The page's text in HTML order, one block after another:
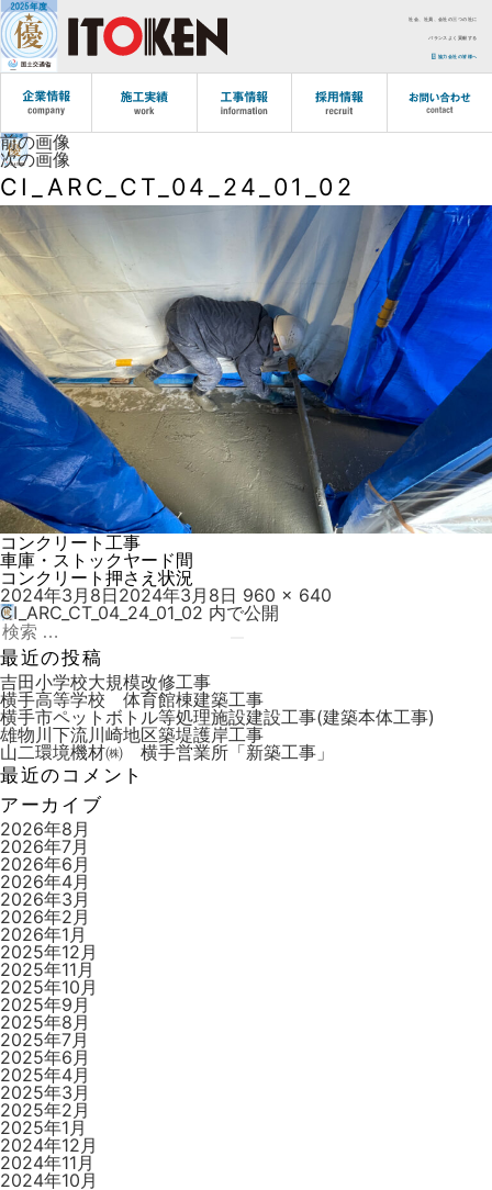
社会、社員、会社の三つの社に
バランスよく貢献する
協力会社の皆様へ
前の画像
次の画像
CI_ARC_CT_04_24_01_02
コンクリート工事
車庫・ストックヤード間
コンクリート押さえ状況
投
稿
日:
2024年3月8日2024年3月8日 フ
ル
サ
960 × 640
投
稿
ナ
ビ
ゲ
ー
シ
ョ
ン
CI_ARC_CT_04_24_01_02 内で公開
検
索:
最近の投稿
吉田小学校大規模改修工事
横手高等学校 体育館棟建築工事
横手市ペットボトル等処理施設建設工事(建築本体工事)
雄物川下流川崎地区築堤護岸工事
山二環境機材㈱ 横手営業所「新築工事」
最近のコメント
アーカイブ
2026年8月
2026年7月
2026年6月
2026年4月
2026年3月
2026年2月
2026年1月
2025年12月
2025年11月
2025年10月
2025年9月
2025年8月
2025年7月
2025年6月
2025年4月
2025年3月
2025年2月
2025年1月
2024年12月
2024年11月
2024年10月